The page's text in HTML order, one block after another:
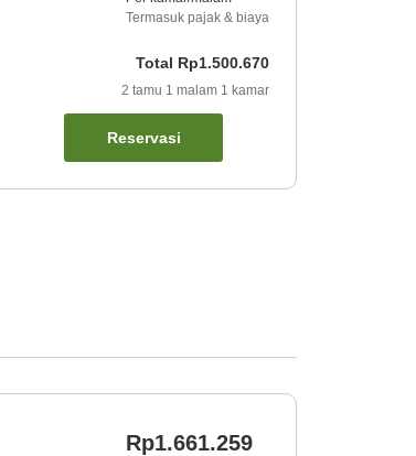
Termasuk pajak & biaya
Total Rp1.500.670
2 tamu 1 malam 1 kamar
Reservasi
Rp1.661.259